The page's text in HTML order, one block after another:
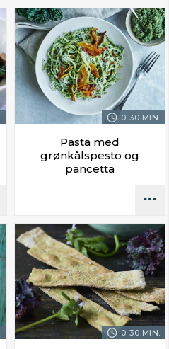
0-30 MIN.
Pasta med
grønkålspesto og
pancetta
0-30 MIN.